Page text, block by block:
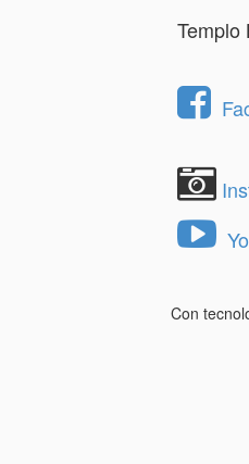
Templo
Con